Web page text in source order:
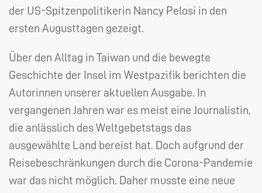
der US-Spitzenpolitikerin Nancy Pelosi in den
ersten Augusttagen gezeigt.
Über den Alltag in Taiwan und die bewegte
Geschichte der Insel im Westpazifik berichten die
Autorinnen unserer aktuellen Ausgabe. In
vergangenen Jahren war es meist eine Journalistin,
die anlässlich des Weltgebetstags das
ausgewählte Land bereist hat. Doch aufgrund der
Reisebeschränkungen durch die Corona-Pandemie
war das nicht möglich. Daher musste eine neue